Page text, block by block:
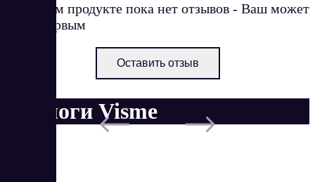
О данном продукте пока нет отзывов - Ваш может
стать первым
Оставить отзыв
Аналоги Visme